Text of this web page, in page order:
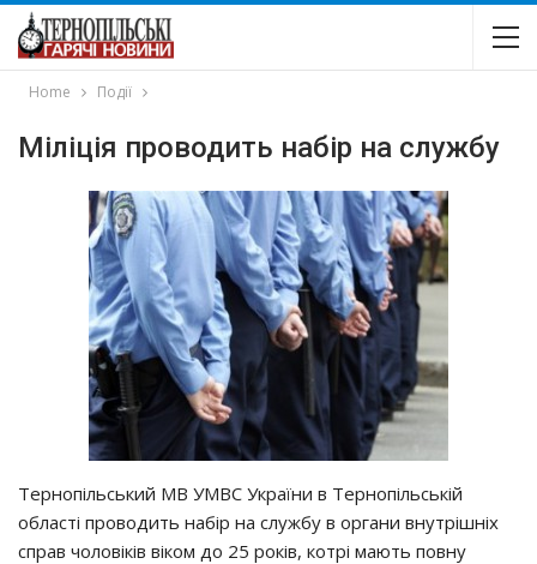
Home Події
Міліція проводить набір на службу
Тернопільський МВ УМВС України в Тернопільській
області проводить набір на службу в органи внутрішніх
справ чоловіків віком до 25 років, котрі мають повну